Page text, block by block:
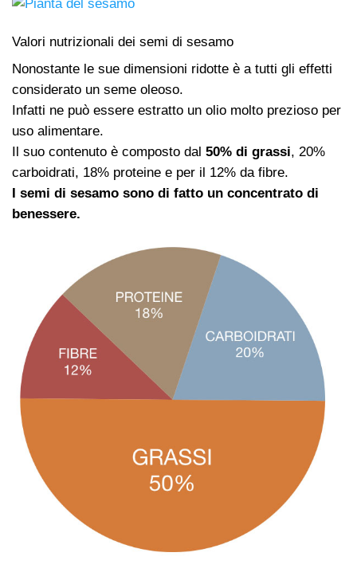
Valori nutrizionali dei semi di sesamo
Nonostante le sue dimensioni ridotte è a tutti gli effetti
considerato un seme oleoso.
Infatti ne può essere estratto un olio molto prezioso per
uso alimentare.
Il suo contenuto è composto dal 50% di grassi, 20%
carboidrati, 18% proteine e per il 12% da fibre.
I semi di sesamo sono di fatto un concentrato di
benessere.